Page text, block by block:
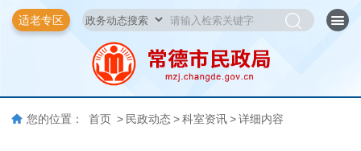
适老专区
您的位置： 首页 > 民政动态 > 科室资讯 > 详细内容